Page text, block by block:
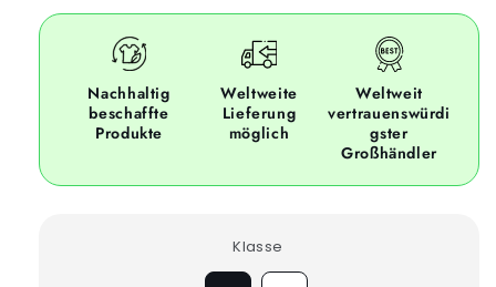
Nachhaltig
beschaffte
Produkte
Weltweite
Lieferung
möglich
Weltweit
vertrauenswürdi
gster
Großhändler
Klasse